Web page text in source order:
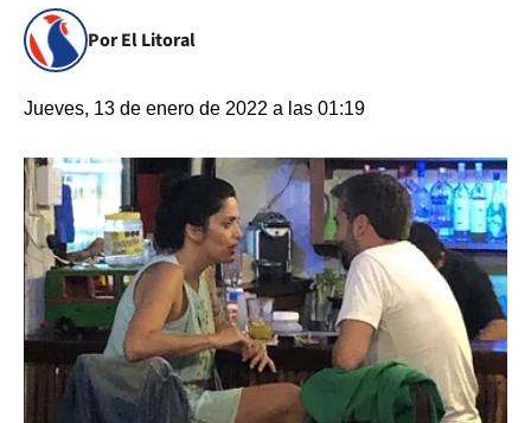
Por El Litoral
Jueves, 13 de enero de 2022 a las 01:19